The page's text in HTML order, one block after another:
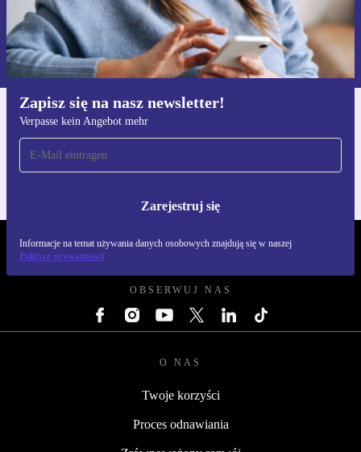
Zapisz się na nasz newsletter!
Verpasse kein Angebot mehr
Zarejestruj się
Informacje na temat używania danych osobowych znajdują się w naszej
Polityce prywatności
Zarejestruj się
Informacje na temat używania danych osobowych znajdują się w
naszejPolityce prywatności
Pobierz aplikację refurbed
Dla iOS i Android
REFURBED POLSKA - RETHINK NEW.
OBSERWUJ NAS
O NAS
Twoje korzyści
Proces odnawiania